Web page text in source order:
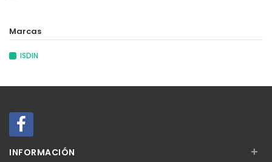
Marcas
ISDIN
INFORMACIÓN +